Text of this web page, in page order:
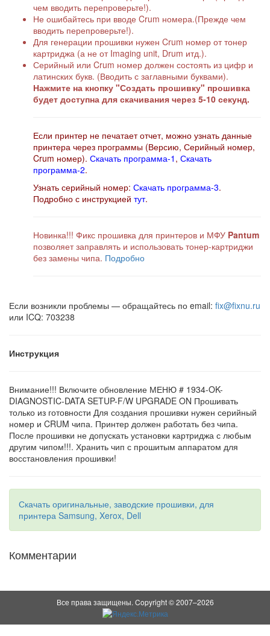
чем вводить перепроверьте!).
Не ошибайтесь при вводе Crum номера.(Прежде чем
вводить перепроверьте!).
Для генерации прошивки нужен Crum номер от тонер
картриджа (а не от Imaging unit, Drum итд.).
Серийный или Crum номер должен состоять из цифр и
латинских букв. (Вводить с заглавными буквами).
Нажмите на кнопку "Создать прошивку" прошивка
будет доступна для скачивания через 5-10 секунд.
Если принтер не печатает отчет, можно узнать данные
принтера через программы (Версию, Серийный номер,
Crum номер). Скачать программа-1 , Скачать
программа-2.
Узнать серийный номер: Скачать программа-3.
Подробно с инструкцией тут.
Новинка!!! Фикс прошивка для принтеров и МФУ Pantum
позволяет заправлять и использовать тонер-картриджи
без замены чипа. Подробно
Если возникли проблемы — обращайтесь по email: fix@fixnu.ru
или ICQ: 703238
Инструкция
Внимание!!! Включите обновление МЕНЮ # 1934-OK-
DIAGNOSTIC-DATA SETUP-F/W UPGRADE ON Прошивать
только из готовности Для создания прошивки нужен серийный
номер и CRUM чипа. Принтер должен работать без чипа.
После прошивки не допускать установки картриджа с любым
другим чипом!!!. Хранить чип с прошитым аппаратом для
восстановления прошивки!
Скачать оригинальные, заводские прошивки, для
принтера Samsung, Xerox, Dell
Комментарии
Все права защищены. Copyright © 2007–2026